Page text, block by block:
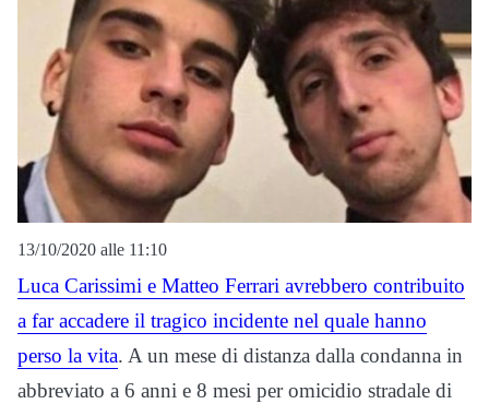
13/10/2020 alle 11:10
Luca Carissimi e Matteo Ferrari avrebbero contribuito
a far accadere il tragico incidente nel quale hanno
perso la vita. A un mese di distanza dalla condanna in
abbreviato a 6 anni e 8 mesi per omicidio stradale di